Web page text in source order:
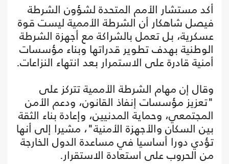
أكد مستشار الأمم المتحدة لشؤون الشرطة
فيصل شاهكار أن الشرطة الأممية ليست قوة
عسكرية، بل تعمل بالشراكة مع أجهزة الشرطة
الوطنية بهدف تطوير قدراتها وبناء مؤسسات
أمنية قادرة على الاستمرار بعد انتهاء النزاعات.
وقال إن مهام الشرطة الأممية تتركز على
"تعزيز مؤسسات إنفاذ القانون، ودعم الأمن
المجتمعي، وحماية المدنيين، وإعادة بناء الثقة
بين السكان والأجهزة الأمنية"، مشيرا إلى أنها
تؤدي دورا أساسيا في مساعدة الدول الخارجة
من الحروب على استعادة الاستقرار.